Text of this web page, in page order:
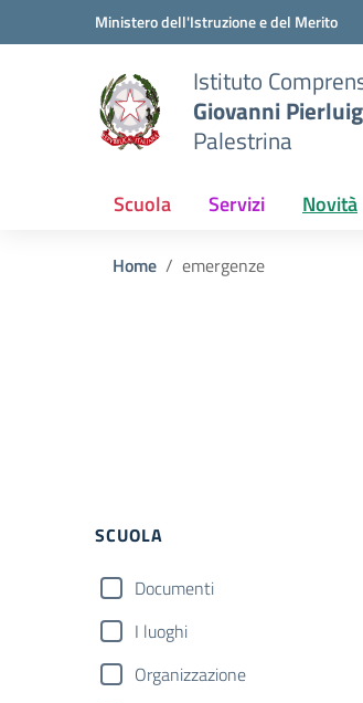
Vai ai contenuti
Vai al menu di navigazioneMinistero dell'Istruzione e del Merito
Istituto
Giovanni
Palestrina
Scuola Servizi Novità
Home emergenze
Filtri
SCUOLA
Documenti
I luoghi
Organizzazione